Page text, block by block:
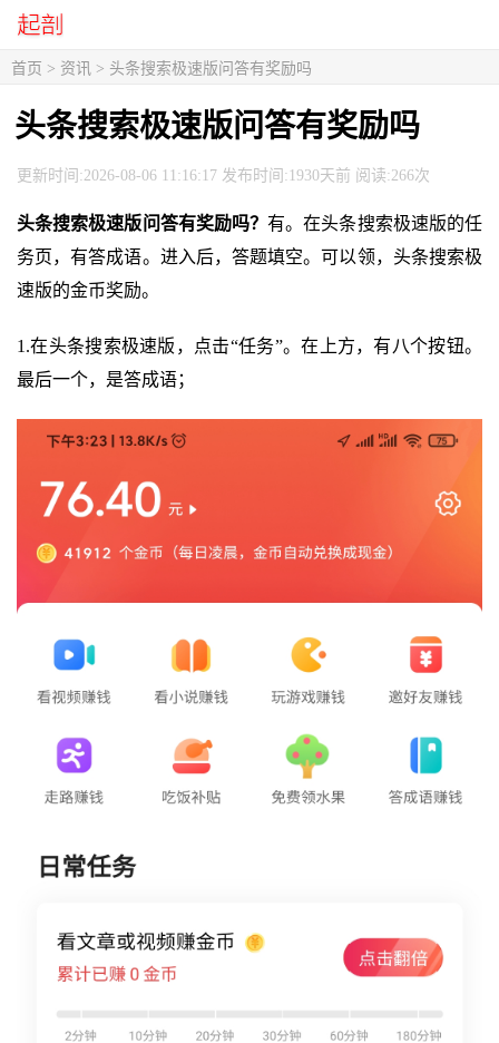
首页 > 资讯 > 头条搜索极速版问答有奖励吗
头条搜索极速版问答有奖励吗
更新时间:2026-08-06 11:16:17 发布时间:1930天前 阅读:266次
头条搜索极速版问答有奖励吗？有。在头条搜索极速版的任
务页，有答成语。进入后，答题填空。可以领，头条搜索极
速版的金币奖励。
1.在头条搜索极速版，点击“任务”。在上方，有八个按钮。
最后一个，是答成语；